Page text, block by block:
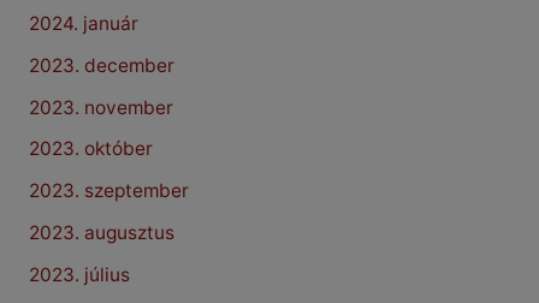
2024. január
2023. december
2023. november
2023. október
2023. szeptember
2023. augusztus
2023. július